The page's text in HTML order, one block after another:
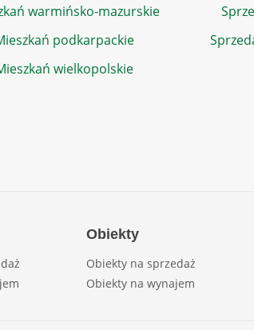
warmińsko-mazurskie
podkarpackie
wielkopolskie
Obiekty
Obiekty na sprzedaż
Obiekty na wynajem